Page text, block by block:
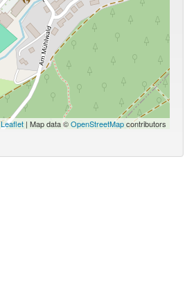
Leaflet | Map data ©OpenStreetMapcontributors